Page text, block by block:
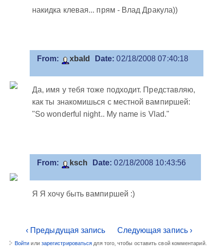
накидка клевая... прям - Влад Дракула))
From: xbald Date: 02/18/2008 07:40:18
Да, имя у тебя тоже подходит. Представляю,
как ты знакомишься с местной вампиршей:
"So wonderful night.. My name is Vlad."
From: ksch Date: 02/18/2008 10:43:56
Я Я хочу быть вампиршей :)
‹ Предыдущая запись Следующая запись ›
Войти или зарегистрироваться для того, чтобы оставить свой комментарий.